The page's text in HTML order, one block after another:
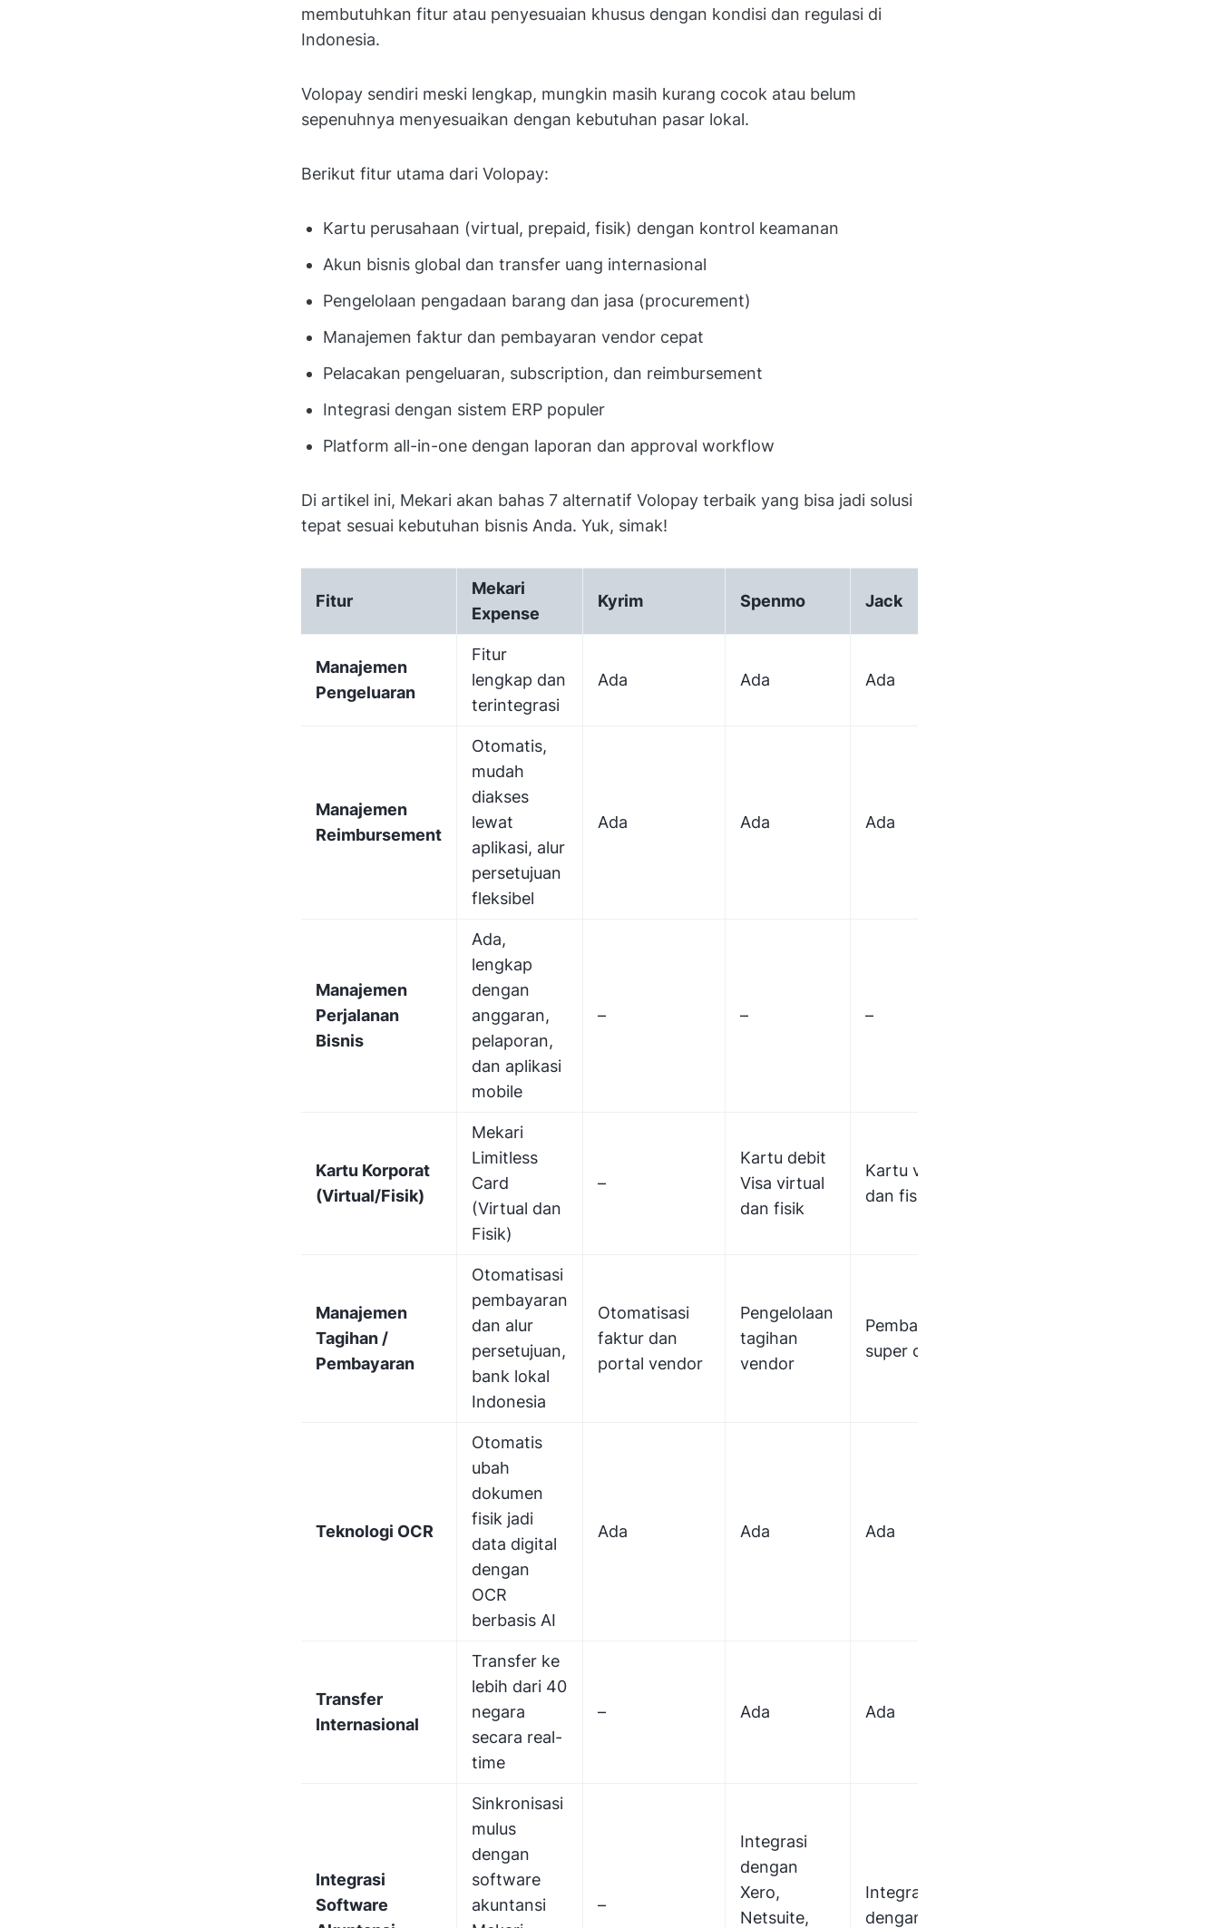
membutuhkan fitur atau penyesuaian khusus dengan kondisi dan regulasi di
Indonesia.
Volopay sendiri meski lengkap, mungkin masih kurang cocok atau belum
sepenuhnya menyesuaikan dengan kebutuhan pasar lokal.
Berikut fitur utama dari Volopay:
Kartu perusahaan (virtual, prepaid, fisik) dengan kontrol keamanan
Akun bisnis global dan transfer uang internasional
Pengelolaan pengadaan barang dan jasa (procurement)
Manajemen faktur dan pembayaran vendor cepat
Pelacakan pengeluaran, subscription, dan reimbursement
Integrasi dengan sistem ERP populer
Platform all-in-one dengan laporan dan approval workflow
Di artikel ini, Mekari akan bahas 7 alternatif Volopay terbaik yang bisa jadi solusi
tepat sesuai kebutuhan bisnis Anda. Yuk, simak!
Fitur
Mekari
Expense
Kyrim Spenmo Jack
Manajemen
Pengeluaran
Fitur
lengkap dan
terintegrasi
Ada Ada Ada
Manajemen
Reimbursement
Otomatis,
mudah
diakses
lewat
aplikasi, alur
persetujuan
fleksibel
Ada Ada Ada
Manajemen
Perjalanan
Bisnis
Ada,
lengkap
dengan
anggaran,
pelaporan,
dan aplikasi
mobile
– – –
Kartu Korporat
(Virtual/Fisik)
Mekari
Limitless
Card
(Virtual dan
Fisik)
–
Kartu debit
Visa virtual
dan fisik
Kartu virtual
dan fisik
Manajemen
Tagihan /
Pembayaran
Otomatisasi
pembayaran
dan alur
persetujuan,
bank lokal
Indonesia
Otomatisasi
faktur dan
portal vendor
Pengelolaan
tagihan
vendor
Pembayaran
super cepat
Teknologi OCR
Otomatis
ubah
dokumen
fisik jadi
data digital
dengan
OCR
berbasis AI
Ada Ada Ada
Transfer
Internasional
Transfer ke
lebih dari 40
negara
secara real-
time
– Ada Ada
Integrasi
Software
Sinkronisasi
mulus
dengan
software
akuntansi
–
Integrasi
dengan
Xero,
Netsuite,
Integrasi
dengan Xero